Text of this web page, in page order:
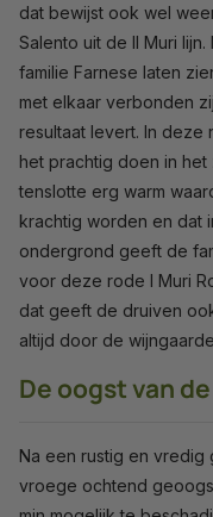
dat bewijst ook wel
Salento uit de Il Muri
familie Farnese laten
met elkaar verbonden
resultaat levert. In
het prachtig doen in het
tenslotte erg warm
krachtig worden en dat
ondergrond geeft de
voor deze rode I Muri
dat geeft de druiven
altijd door de
De oogst van
Na een rustig en
vroege ochtend